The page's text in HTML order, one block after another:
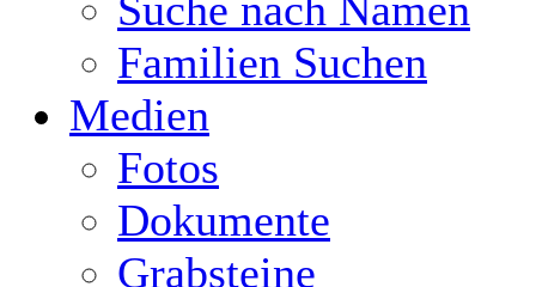
Familien Suchen
Medien
Fotos
Dokumente
Grabsteine